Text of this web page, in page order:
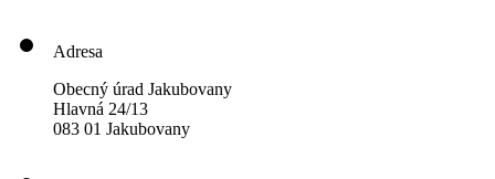
Adresa
Obecný úrad Jakubovany
Hlavná 24/13
083 01 Jakubovany